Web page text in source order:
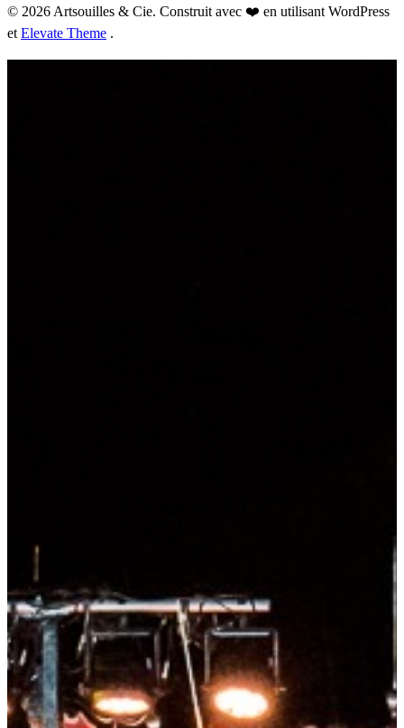
© 2026 Artsouilles & Cie. Construit avec ❤️ en utilisant WordPress
et Elevate Theme .